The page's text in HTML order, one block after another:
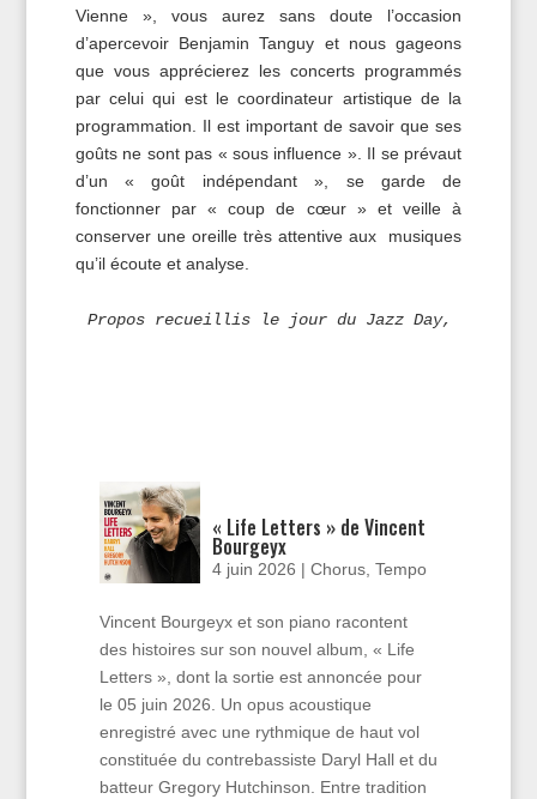
Vienne », vous aurez sans doute l’occasion
d’apercevoir Benjamin Tanguy et nous gageons
que vous apprécierez les concerts programmés
par celui qui est le coordinateur artistique de la
programmation. Il est important de savoir que ses
goûts ne sont pas « sous influence ». Il se prévaut
d’un « goût indépendant », se garde de
fonctionner par « coup de cœur » et veille à
conserver une oreille très attentive aux musiques
qu’il écoute et analyse.
Propos recueillis le jour du Jazz Day, 30
« Life Letters » de Vincent
Bourgeyx
4 juin 2026 |Chorus,Tempo
Vincent Bourgeyx et son piano racontent
des histoires sur son nouvel album, « Life
Letters », dont la sortie est annoncée pour
le 05 juin 2026. Un opus acoustique
enregistré avec une rythmique de haut vol
constituée du contrebassiste Daryl Hall et du
batteur Gregory Hutchinson. Entre tradition